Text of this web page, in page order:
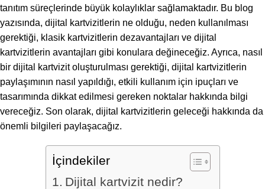
tanıtım süreçlerinde büyük kolaylıklar sağlamaktadır. Bu blog
yazısında, dijital kartvizitlerin ne olduğu, neden kullanılması
gerektiği, klasik kartvizitlerin dezavantajları ve dijital
kartvizitlerin avantajları gibi konulara değineceğiz. Ayrıca, nasıl
bir dijital kartvizit oluşturulması gerektiği, dijital kartvizitlerin
paylaşımının nasıl yapıldığı, etkili kullanım için ipuçları ve
tasarımında dikkat edilmesi gereken noktalar hakkında bilgi
vereceğiz. Son olarak, dijital kartvizitlerin geleceği hakkında da
önemli bilgileri paylaşacağız.
İçindekiler
Dijital kartvizit nedir?